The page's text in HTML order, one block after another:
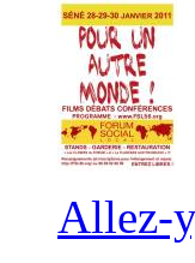
Allez-